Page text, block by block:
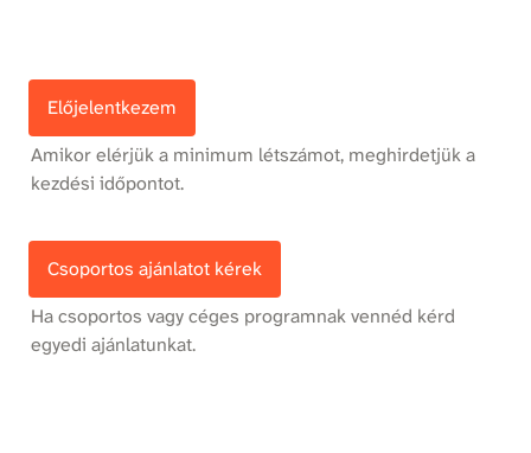
Előjelentkezem
Amikor elérjük a minimum létszámot, meghirdetjük a
kezdési időpontot.
Csoportos ajánlatot kérek
Ha csoportos vagy céges programnak vennéd kérd
egyedi ajánlatunkat.